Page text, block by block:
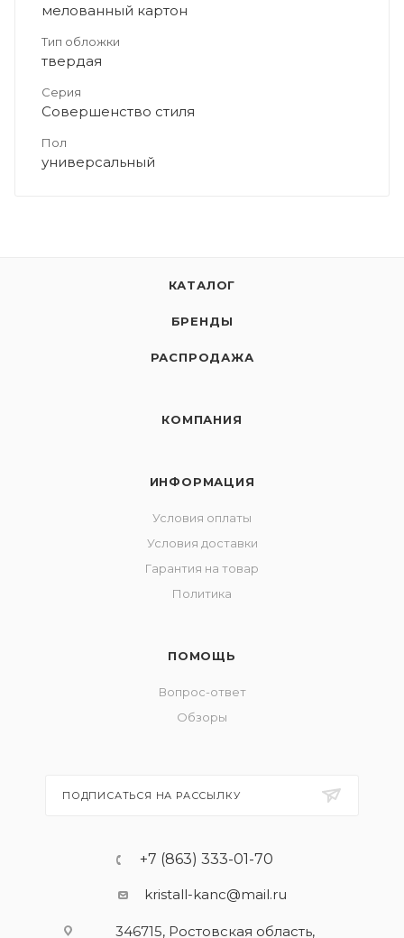
мелованный картон
Тип обложки
твердая
Серия
Совершенство стиля
Пол
универсальный
КАТАЛОГ
БРЕНДЫ
РАСПРОДАЖА
КОМПАНИЯ
ИНФОРМАЦИЯ
Условия оплаты
Условия доставки
Гарантия на товар
Политика
ПОМОЩЬ
Вопрос-ответ
Обзоры
ПОДПИСАТЬСЯ НА РАССЫЛКУ
+7 (863) 333-01-70
kristall-kanc@mail.ru
346715, Ростовская область​,